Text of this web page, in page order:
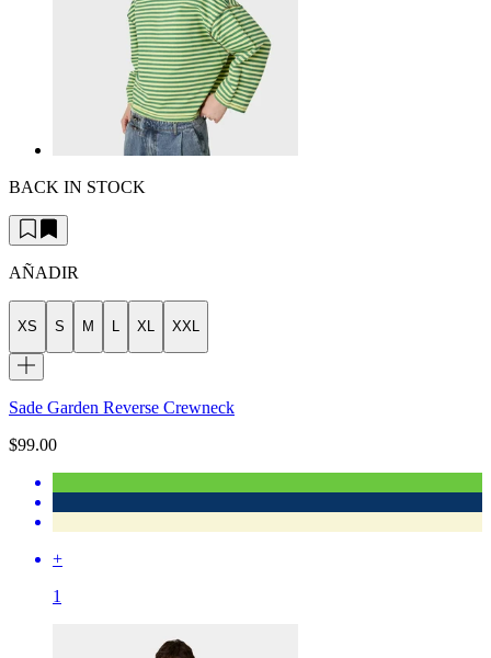
BACK IN STOCK
AÑADIR
XS S M L XL XXL
Sade Garden Reverse Crewneck
$99.00
+
1